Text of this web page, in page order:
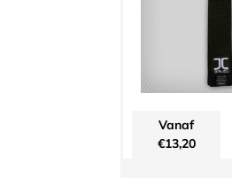
Vanaf
€13,20